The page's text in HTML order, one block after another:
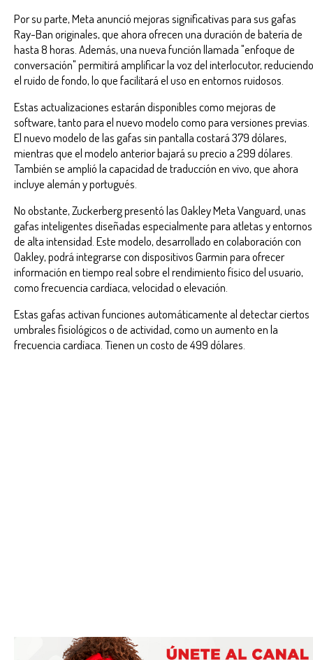
Por su parte, Meta anunció mejoras significativas para sus gafas
Ray-Ban originales, que ahora ofrecen una duración de batería de
hasta 8 horas. Además, una nueva función llamada "enfoque de
conversación" permitirá amplificar la voz del interlocutor, reduciendo
el ruido de fondo, lo que facilitará el uso en entornos ruidosos.
Estas actualizaciones estarán disponibles como mejoras de
software, tanto para el nuevo modelo como para versiones previas.
El nuevo modelo de las gafas sin pantalla costará 379 dólares,
mientras que el modelo anterior bajará su precio a 299 dólares.
También se amplió la capacidad de traducción en vivo, que ahora
incluye alemán y portugués.
No obstante, Zuckerberg presentó las Oakley Meta Vanguard, unas
gafas inteligentes diseñadas especialmente para atletas y entornos
de alta intensidad. Este modelo, desarrollado en colaboración con
Oakley, podrá integrarse con dispositivos Garmin para ofrecer
información en tiempo real sobre el rendimiento físico del usuario,
como frecuencia cardíaca, velocidad o elevación.
Estas gafas activan funciones automáticamente al detectar ciertos
umbrales fisiológicos o de actividad, como un aumento en la
frecuencia cardíaca. Tienen un costo de 499 dólares.